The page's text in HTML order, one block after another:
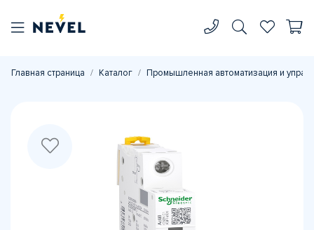
Главная страница Каталог Промышленная автоматизация и